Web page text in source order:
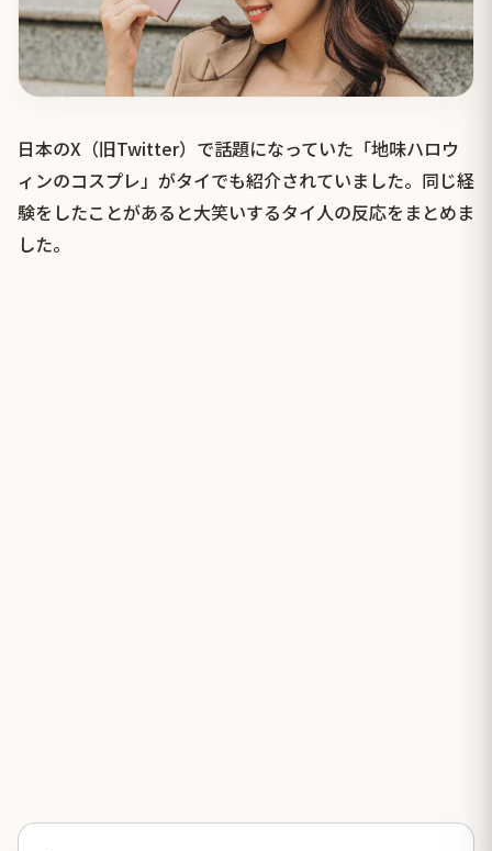
日本のX（旧Twitter）で話題になっていた「地味ハロウ
ィンのコスプレ」がタイでも紹介されていました。同じ経
験をしたことがあると大笑いするタイ人の反応をまとめま
した。